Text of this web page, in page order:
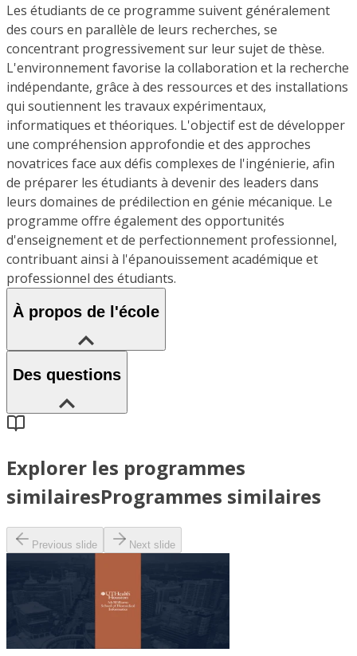
Les étudiants de ce programme suivent généralement
des cours en parallèle de leurs recherches, se
concentrant progressivement sur leur sujet de thèse.
L'environnement favorise la collaboration et la recherche
indépendante, grâce à des ressources et des installations
qui soutiennent les travaux expérimentaux,
informatiques et théoriques. L'objectif est de développer
une compréhension approfondie et des approches
novatrices face aux défis complexes de l'ingénierie, afin
de préparer les étudiants à devenir des leaders dans
leurs domaines de prédilection en génie mécanique. Le
programme offre également des opportunités
d'enseignement et de perfectionnement professionnel,
contribuant ainsi à l'épanouissement académique et
professionnel des étudiants.
À propos de l'école
Des questions
Explorer les programmes
similairesProgrammes similaires
Previous slide Next slide